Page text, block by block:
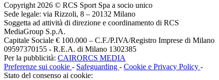
Copyright 2026 © RCS Sport Spa a socio unico
Sede legale: via Rizzoli, 8 – 20132 Milano
Soggetta ad attività di direzione e coordinamento di RCS
MediaGroup S.p.A.
Capitale Sociale € 100.000 – C.F./P.IVA/Registro Imprese di Milano
09597370155 - R.E.A. di Milano 1302385
Per la pubblicità: CAIRORCS MEDIA
Preferenze sui cookie - Safeguarding - Cookie e Privacy Policy -
Stato del consenso ai cookie: